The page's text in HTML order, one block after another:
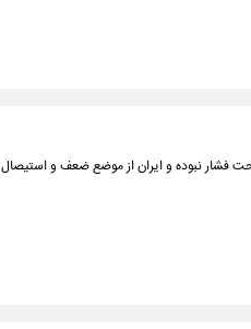
فشار نبوده و ایران از موضع ضعف و استیصال